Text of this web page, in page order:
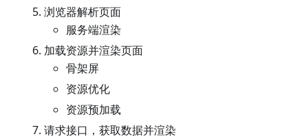
浏览器解析页面
服务端渲染
加载资源并渲染页面
骨架屏
资源优化
资源预加载
请求接口，获取数据并渲染